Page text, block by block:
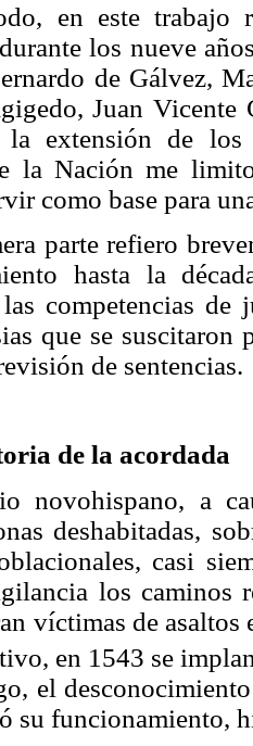
en este trabajo
los nueve
de Gálvez,
Juan Vicente
extensión de los
la Nación me
como base para
parte refiero
hasta la
competencias de
que se
de sentencias.
de la acordada
novohispano, a
deshabitadas,
casi
los caminos
víctimas de
en 1543 se
el
su funcionamiento,